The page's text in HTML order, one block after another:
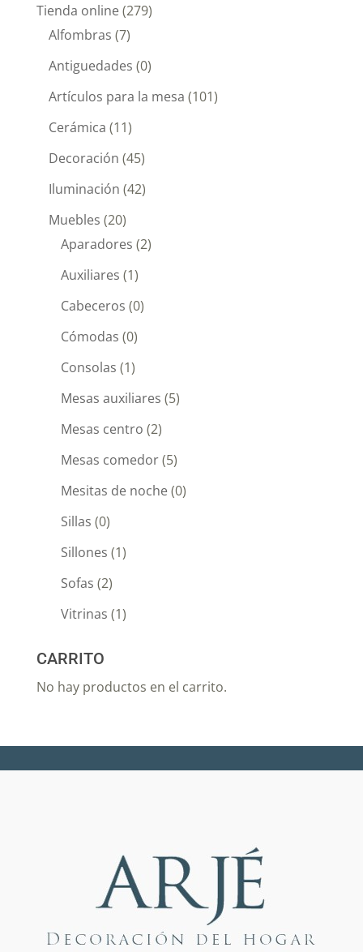
Tienda online(279)
Alfombras (7)
Antiguedades (0)
Artículos para la mesa (101)
Cerámica (11)
Decoración (45)
Iluminación (42)
Muebles (20)
Aparadores (2)
Auxiliares (1)
Cabeceros (0)
Cómodas (0)
Consolas (1)
Mesas auxiliares (5)
Mesas centro (2)
Mesas comedor(5)
Mesitas de noche(0)
Sillas (0)
Sillones (1)
Sofas (2)
Vitrinas (1)
CARRITO
No hay productos en el carrito.